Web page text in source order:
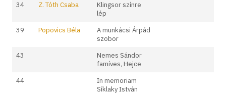
34
Z. Tóth Csaba
Klingsor színre
lép
39
Popovics Béla
A munkácsi Árpád
szobor
43
Nemes Sándor
famíves, Hejce
44
In memoriam
Síklaky István